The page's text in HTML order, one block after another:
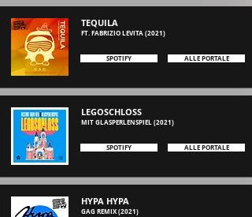
TEQUILA
FT. FABRIZIO LEVITA (2021)
SPOTIFY ALLE PORTALE
LEGOSCHLOSS
MIT GLASPERLENSPIEL (2021)
SPOTIFY ALLE PORTALE
HYPA HYPA
GAG REMIX(2021)